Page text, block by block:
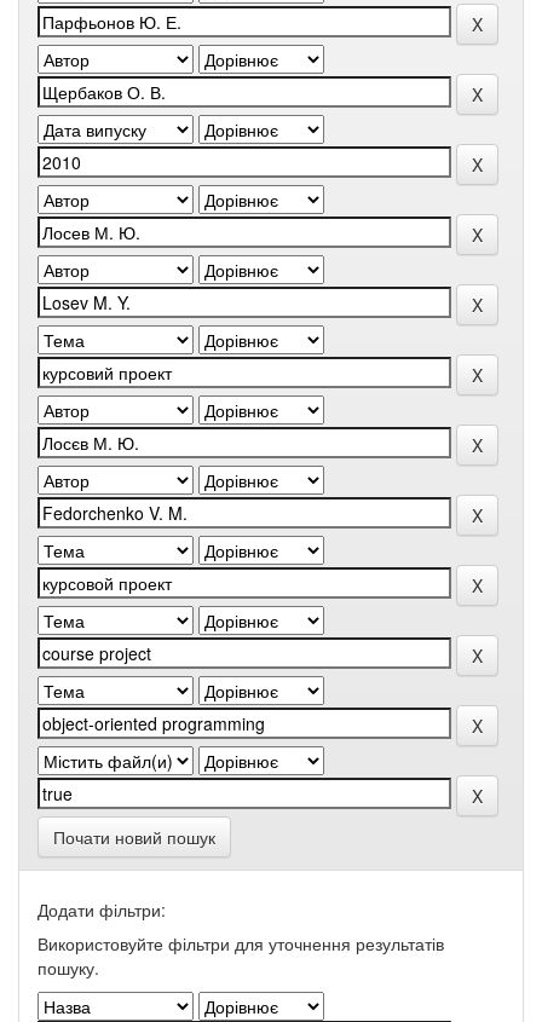
Почати новий пошук
Додати фільтри:
Використовуйте фільтри для уточнення результатів
пошуку.